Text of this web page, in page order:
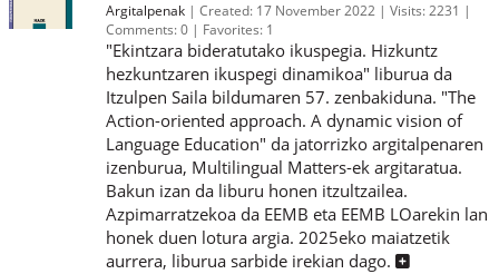
Argitalpenak Created: 17 November 2022 Visits:2231
Comments:0 Favorites: 1
"Ekintzara bideratutako ikuspegia. Hizkuntz
hezkuntzaren ikuspegi dinamikoa" liburua da
Itzulpen Saila bildumaren 57. zenbakiduna. "The
Action-oriented approach. A dynamic vision of
Language Education" da jatorrizko argitalpenaren
izenburua, Multilingual Matters-ek argitaratua.
Bakun izan da liburu honen itzultzailea.
Azpimarratzekoa da EEMB eta EEMB LOarekin lan
honek duen lotura argia. 2025eko maiatzetik
aurrera, liburua sarbide irekian dago.